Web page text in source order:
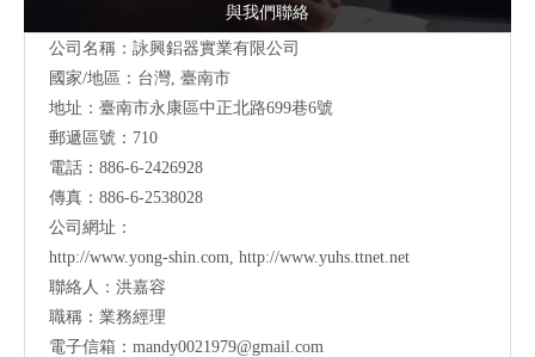
與我們聯絡
公司名稱：詠興鋁器實業有限公司
國家/地區：台灣, 臺南市
地址： 臺南市永康區中正北路699巷6號
郵遞區號：710
電話：886-6-2426928
傳真：886-6-2538028
公司網址：
http://www.yong-shin.com http://www.yuhs.ttnet.net
聯絡人：洪嘉容
職稱：業務經理
電子信箱： mandy0021979@gmail.com